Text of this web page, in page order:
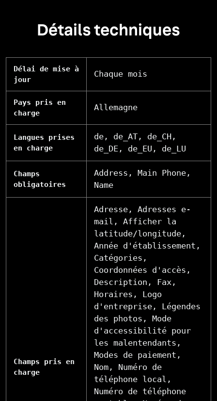
Détails techniques
Délai de mise à
jour
Chaque mois
Pays pris en
charge
Allemagne
Langues prises
en charge
de, de_AT, de_CH,
de_DE, de_EU, de_LU
Champs
obligatoires
Address, Main Phone,
Name
Champs pris en
charge
Adresse, Adresses e-
mail, Afficher la
latitude/longitude,
Année d'établissement,
Catégories,
Coordonnées d'accès,
Description, Fax,
Horaires, Logo
d'entreprise, Légendes
des photos, Mode
d'accessibilité pour
les malentendants,
Modes de paiement,
Nom, Numéro de
téléphone local,
Numéro de téléphone